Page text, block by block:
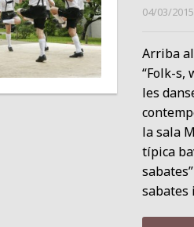
04/03/2015
Arriba
“Folk-s,
les
la sala
típica
sabates